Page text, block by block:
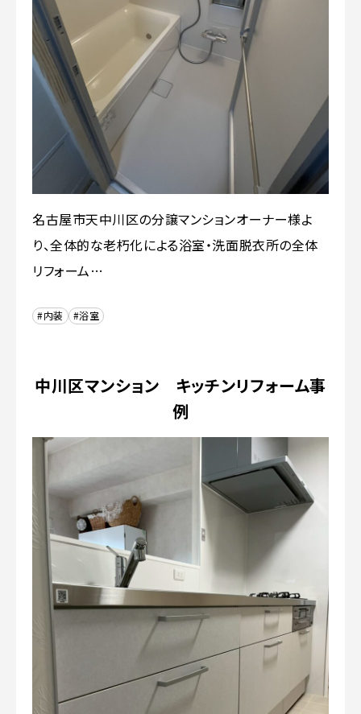
名古屋市天中川区の分譲マンションオーナー様よ
り、全体的な老朽化による浴室・洗面脱衣所の全体
リフォーム…
#内装 #浴室
中川区マンション キッチンリフォーム事
例